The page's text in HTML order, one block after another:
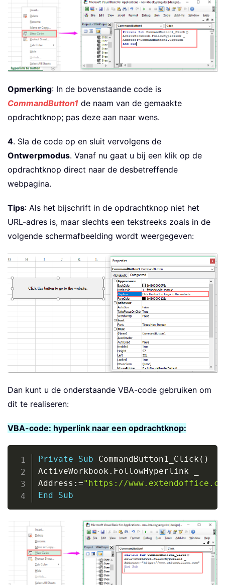
Opmerking: In de bovenstaande code is
CommandButton1 de naam van de gemaakte
opdrachtknop; pas deze aan naar wens.
4. Sla de code op en sluit vervolgens de
Ontwerpmodus. Vanaf nu gaat u bij een klik op de
opdrachtknop direct naar de desbetreffende
webpagina.
Tips: Als het bijschrift in de opdrachtknop niet het
URL-adres is, maar slechts een tekstreeks zoals in de
volgende schermafbeelding wordt weergegeven:
Dan kunt u de onderstaande VBA-code gebruiken om
dit te realiseren:
VBA-code: hyperlink naar een opdrachtknop:
Private Sub CommandButton1_Click ( )
ActiveWorkbook . FollowHyperlink
Address : ="https://
End
Sub
Copy